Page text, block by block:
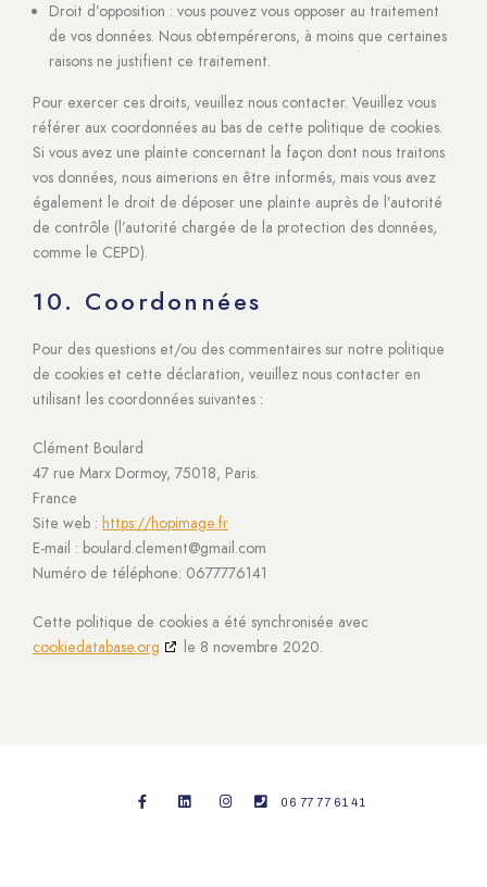
Droit d’opposition : vous pouvez vous opposer au traitement
de vos données. Nous obtempérerons, à moins que certaines
raisons ne justifient ce traitement.
Pour exercer ces droits, veuillez nous contacter. Veuillez vous
référer aux coordonnées au bas de cette politique de cookies.
Si vous avez une plainte concernant la façon dont nous traitons
vos données, nous aimerions en être informés, mais vous avez
également le droit de déposer une plainte auprès de l’autorité
de contrôle (l’autorité chargée de la protection des données,
comme le CEPD).
10. Coordonnées
Pour des questions et/ou des commentaires sur notre politique
de cookies et cette déclaration, veuillez nous contacter en
utilisant les coordonnées suivantes :
Clément Boulard
47 rue Marx Dormoy, 75018, Paris.
France
Site web : https://hopimage.fr
E-mail : moc.liamg@tnemelc.draluob
Numéro de téléphone: 0677776141
Cette politique de cookies a été synchronisée avec
cookiedatabase.org
le 8 novembre 2020.
06 77 77 61 41